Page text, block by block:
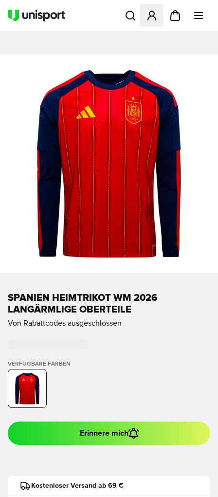
Öffnet ein neues Fenster
SPANIEN HEIMTRIKOT WM 2026
LANGÄRMLIGE OBERTEILE
Von Rabattcodes ausgeschlossen
VERFÜGBARE FARBEN
Erinnere mich
Kostenloser Versand ab 69 €